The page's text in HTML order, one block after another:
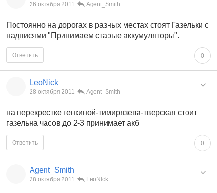
26 октября 2011 Agent_Smith
Постоянно на дорогах в разных местах стоят Газельки с
надписями "Принимаем старые аккумуляторы".
0
Ответить
LeoNick
28 октября 2011 Agent_Smith
на перекрестке генкиной-тимирязева-тверская стоит
газельна часов до 2-3 принимает акб
0
Ответить
Agent_Smith
28 октября 2011 LeoNick